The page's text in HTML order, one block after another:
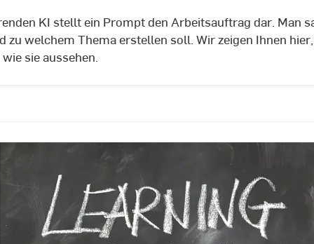
KI stellt ein Prompt den Arbeitsauftrag dar. Man
zu welchem Thema erstellen soll. Wir zeigen Ihnen
sie aussehen.